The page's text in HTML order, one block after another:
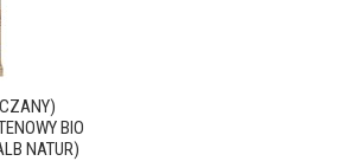
BIO
NATUR)